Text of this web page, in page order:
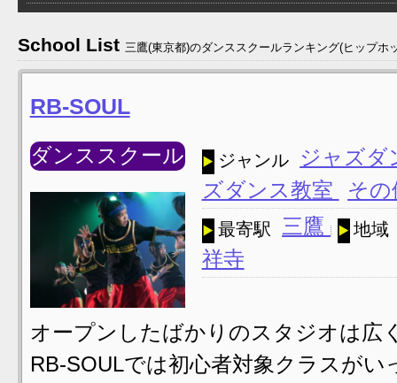
School List 三鷹(東京都)のダンススクールランキング(ヒップホ
RB-SOUL
ダンススクール ジャンル
ジャズ
ズダンス教室
そ
最寄駅 三鷹 地域
祥寺
オープンしたばかりのスタジオは
RB-SOULでは初心者対象クラスが